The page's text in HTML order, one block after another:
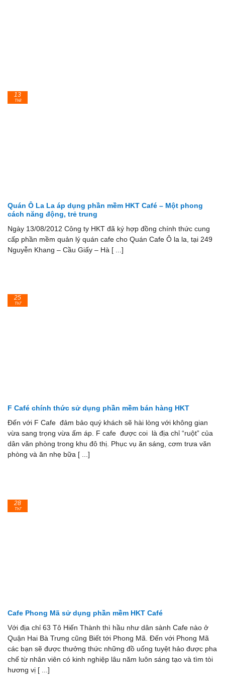
Quán Ô La La áp dụng phần mềm HKT Café – Một phong
cách năng động, trẻ trung
Ngày 13/08/2012 Công ty HKT đã ký hợp đồng chính thức cung
cấp phần mềm quản lý quán cafe cho Quán Cafe Ô la la, tại 249
Nguyễn Khang – Cầu Giấy – Hà [ ...]
13
Th8
F Café chính thức sử dụng phần mềm bán hàng HKT
Đến với F Cafe đảm bảo quý khách sẽ hài lòng với không gian
vừa sang trọng vừa ấm áp. F cafe được coi là địa chỉ “ruột” của
dân văn phòng trong khu đô thị. Phục vụ ăn sáng, cơm trưa văn
phòng và ăn nhẹ bữa [ ...]
25
Th7
Cafe Phong Mã sử dụng phần mềm HKT Café
Với địa chỉ 63 Tô Hiến Thành thì hầu như dân sành Cafe nào ở
Quận Hai Bà Trưng cũng Biết tới Phong Mã. Đến với Phong Mã
các bạn sẽ được thưởng thức những đồ uống tuyệt hảo được pha
chế từ nhân viên có kinh nghiệp lâu năm luôn sáng tạo và tìm tòi
hương vị [ ...]
28
Th7